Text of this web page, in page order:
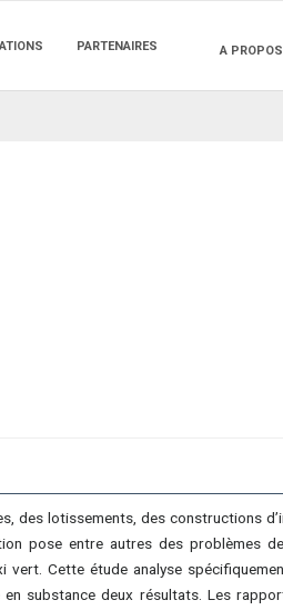
PARTENAIRES A PROPOS
des lotissements, des constructions
pose entre autres des problèmes
Cette étude analyse
substance deux résultats. Les